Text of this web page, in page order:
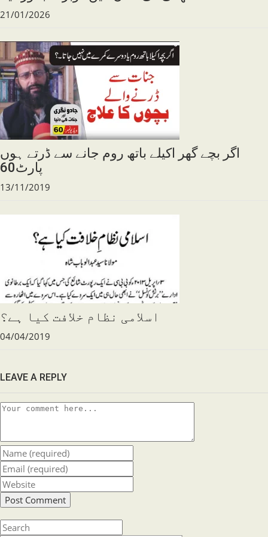
21/01/2026
اگر بچے گھر اکیلے باتھ روم جانے سے ڈرتے ہوں
پارٹ60
13/11/2019
اسلامی نظام خلافت کیا ہے؟
04/04/2019
LEAVE A REPLY
Comment
Enter
your
name
or
username
to
Enter
your
email
address
to
Enter
your
URL